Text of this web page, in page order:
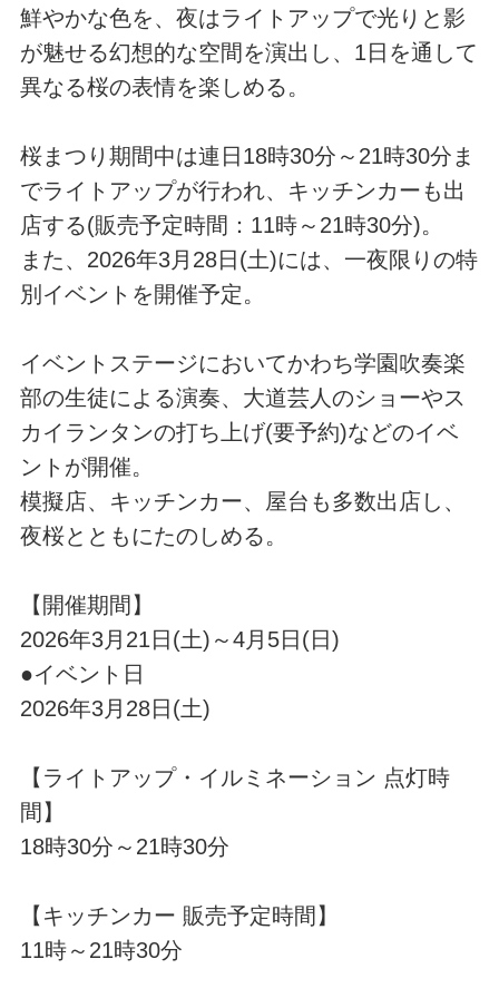
鮮やかな色を、夜はライトアップで光りと影
が魅せる幻想的な空間を演出し、1日を通して
異なる桜の表情を楽しめる。
桜まつり期間中は連日18時30分～21時30分ま
でライトアップが行われ、キッチンカーも出
店する(販売予定時間：11時～21時30分)。
また、2026年3月28日(土)には、一夜限りの特
別イベントを開催予定。
イベントステージにおいてかわち学園吹奏楽
部の生徒による演奏、大道芸人のショーやス
カイランタンの打ち上げ(要予約)などのイベ
ントが開催。
模擬店、キッチンカー、屋台も多数出店し、
夜桜とともにたのしめる。
【開催期間】
2026年3月21日(土)～4月5日(日)
●イベント日
2026年3月28日(土)
【ライトアップ・イルミネーション 点灯時
間】
18時30分～21時30分
【キッチンカー 販売予定時間】
11時～21時30分